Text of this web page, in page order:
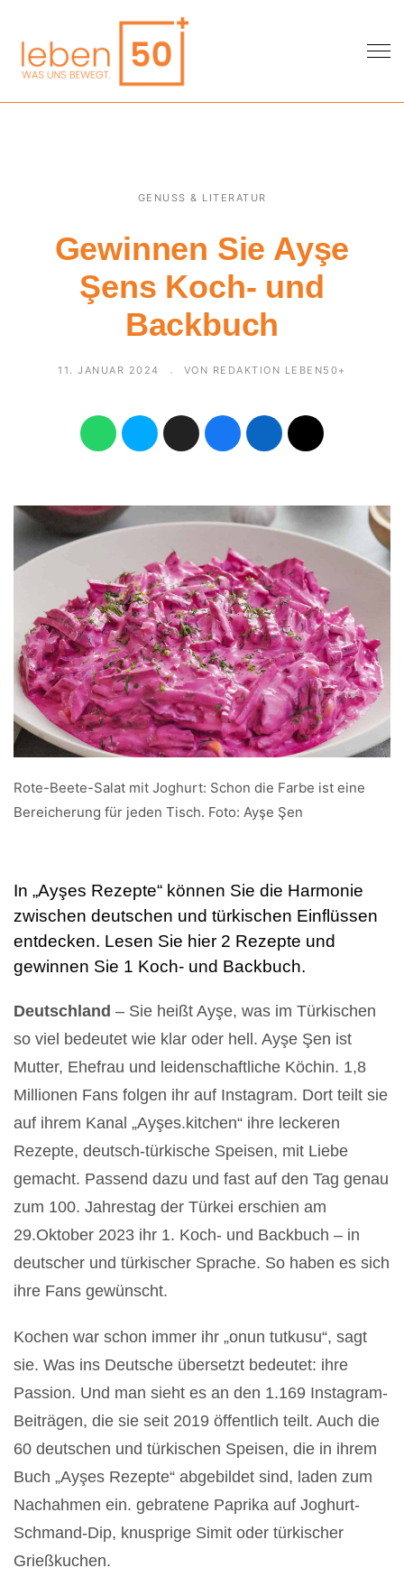
GENUSS & LITERATUR
Gewinnen Sie Ayşe
Şens Koch- und
Backbuch
11. JANUAR 2024 VON REDAKTION LEBEN50+
Rote-Beete-Salat mit Joghurt: Schon die Farbe ist eine
Bereicherung für jeden Tisch. Foto: Ayşe Şen
In „Ayşes Rezepte“ können Sie die Harmonie
zwischen deutschen und türkischen Einflüssen
entdecken. Lesen Sie hier 2 Rezepte und
gewinnen Sie 1 Koch- und Backbuch.
Deutschland – Sie heißt Ayşe, was im Türkischen
so viel bedeutet wie klar oder hell. Ayşe Şen ist
Mutter, Ehefrau und leidenschaftliche Köchin. 1,8
Millionen Fans folgen ihr auf Instagram. Dort teilt sie
auf ihrem Kanal „Ayşes.kitchen“ ihre leckeren
Rezepte, deutsch-türkische Speisen, mit Liebe
gemacht. Passend dazu und fast auf den Tag genau
zum 100. Jahrestag der Türkei erschien am
29.Oktober 2023 ihr 1. Koch- und Backbuch – in
deutscher und türkischer Sprache. So haben es sich
ihre Fans gewünscht.
Kochen war schon immer ihr „onun tutkusu“, sagt
sie. Was ins Deutsche übersetzt bedeutet: ihre
Passion. Und man sieht es an den 1.169 Instagram-
Beiträgen, die sie seit 2019 öffentlich teilt. Auch die
60 deutschen und türkischen Speisen, die in ihrem
Buch „Ayşes Rezepte“ abgebildet sind, laden zum
Nachahmen ein. gebratene Paprika auf Joghurt-
Schmand-Dip, knusprige Simit oder türkischer
Grießkuchen.